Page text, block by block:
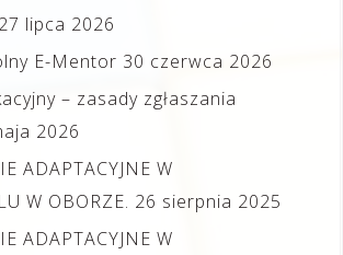
27 lipca 2026
E-Mentor 30 czerwca 2026
– zasady zgłaszania
2026
ADAPTACYJNE W
W OBORZE. 26 sierpnia 2025
ADAPTACYJNE W